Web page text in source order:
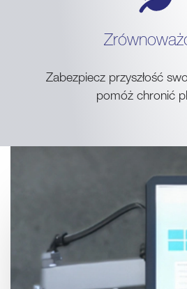
Zabezpiecz przyszłość
pomóż chronić